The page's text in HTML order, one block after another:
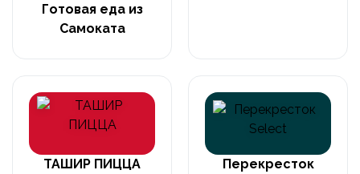
Готовая еда из
Самоката
ТАШИР ПИЦЦА
Перекресток